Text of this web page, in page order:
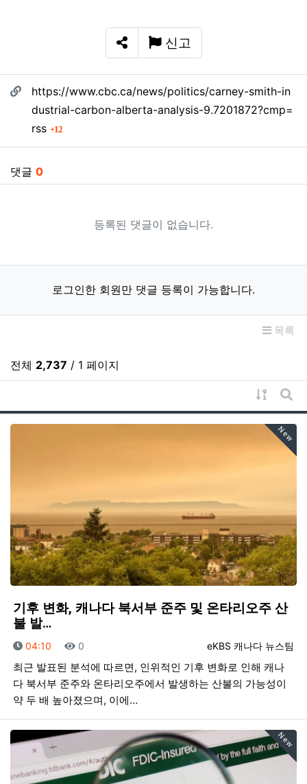
SNS 공유
신고
관련자료
https://www.cbc.ca/news/politics/carney-smith-in
dustrial-carbon-alberta-analysis-9.7201872?cmp=
rss
12회 연결
댓글 0
등록된 댓글이 없습니다.
로그인한 회원만 댓글 등록이 가능합니다.
목록
전체 2,737 / 1 페이지
게시물
게
New
기후 변화, 캐나다 북서부 준주 및 온타리오주 산
불 발…
등록자
eKBS 캐나다 뉴스팀
등록일
04:10 조회
0
최근 발표된 분석에 따르면, 인위적인 기후 변화로 인해 캐나
다 북서부 준주와 온타리오주에서 발생하는 산불의 가능성이
약 두 배 높아졌으며, 이에…
New